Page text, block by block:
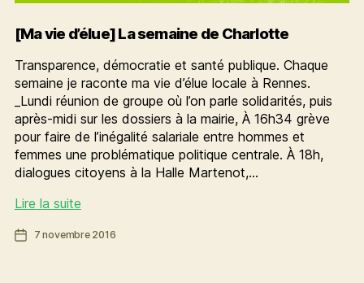
[Ma vie d’élue] La semaine de Charlotte
Transparence, démocratie et santé publique. Chaque
semaine je raconte ma vie d’élue locale à Rennes.
_Lundi réunion de groupe où l’on parle solidarités, puis
après-midi sur les dossiers à la mairie, À 16h34 grève
pour faire de l’inégalité salariale entre hommes et
femmes une problématique politique centrale. À 18h,
dialogues citoyens à la Halle Martenot,…
Lire la suite[Ma
d’élue]
Date7 novembre 2016